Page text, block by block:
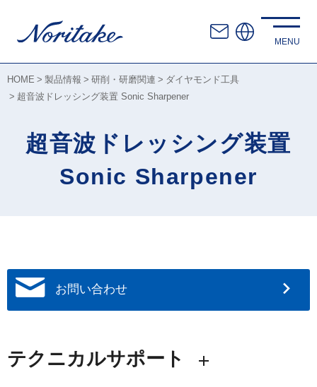
HOME 製品情報 研削・研磨関連
ダイヤモンド工具
超音波ドレッシング装置 Sonic Sharpener
超音波ドレッシング装置
Sonic Sharpener
お問い合わせ
テクニカルサポート